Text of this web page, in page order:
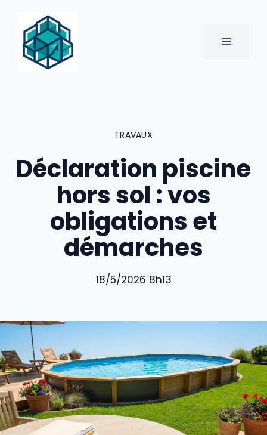
contenu
MENU
TRAVAUX
Déclaration piscine
hors sol : vos
obligations et
démarches
18/5/2026 8h13